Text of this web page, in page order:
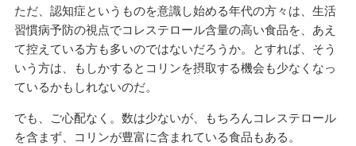
ただ、認知症というものを意識し始める年代の方々は、生活
習慣病予防の視点でコレステロール含量の高い食品を、あえ
て控えている方も多いのではないだろうか。とすれば、そう
いう方は、もしかするとコリンを摂取する機会も少なくなっ
ているかもしれないのだ。
でも、ご心配なく。数は少ないが、もちろんコレステロール
を含まず、コリンが豊富に含まれている食品もある。